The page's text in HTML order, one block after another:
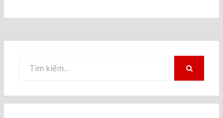
kiếm